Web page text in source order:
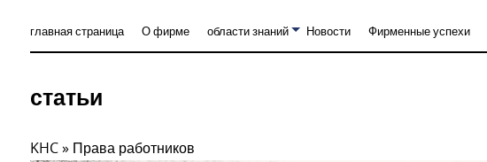
главная страница О фирме области знаний Новости Фирменные успехи
статьи
KHC» Права работников